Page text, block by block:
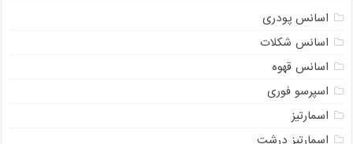
اسانس پودری
اسانس شکلات
اسانس قهوه
اسپرسو فوری
اسمارتیز
اسمارتیز درشت